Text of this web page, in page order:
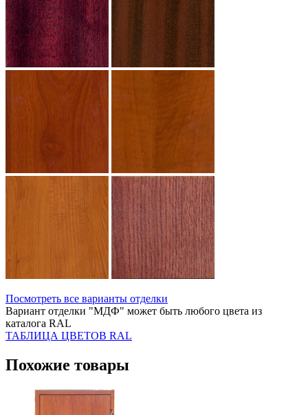
Посмотреть все варианты отделки
Вариант отделки "МДФ" может быть любого цвета из
каталога RAL
ТАБЛИЦА ЦВЕТОВ RAL
Похожие товары